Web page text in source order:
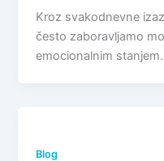
Kroz svakodnevne
često zaboravljamo
emocionalnim
Blog